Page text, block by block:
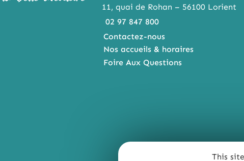
This
11, quai de Rohan – 56100 Lorient
02 97 847 800
Contactez-nous
Nos accueils & horaires
Foire Aux Questions